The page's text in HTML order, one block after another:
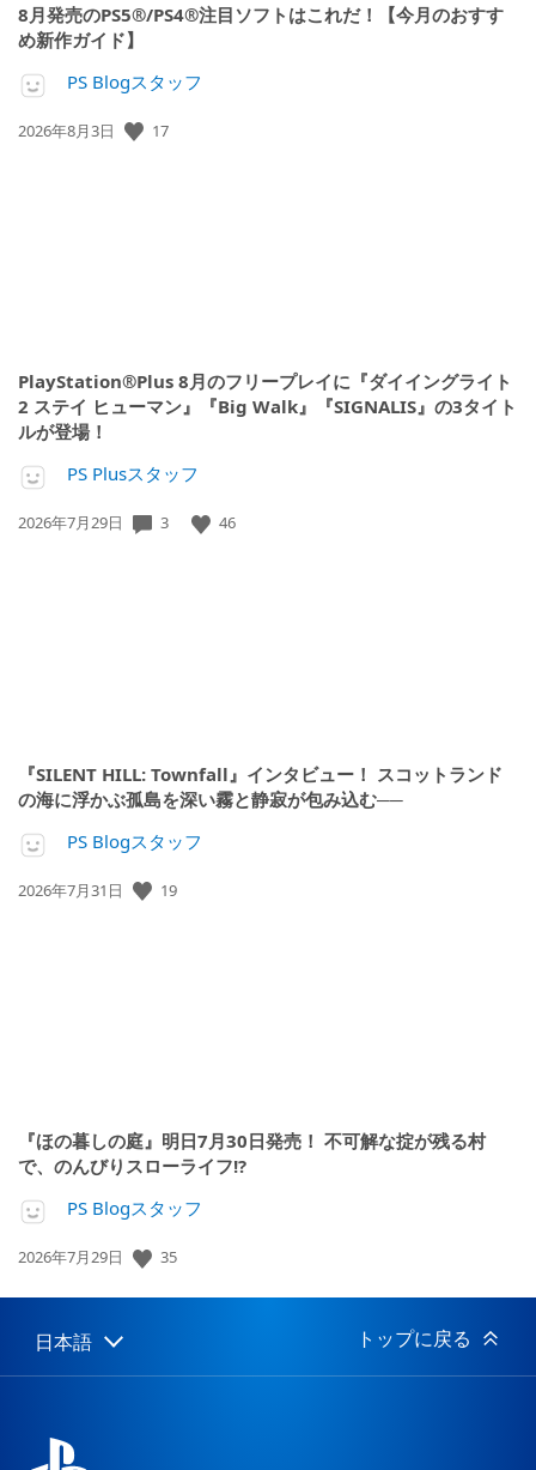
8月発売のPS5®/PS4®注目ソフトはこれだ！【今月のおすす
め新作ガイド】
PS Blogスタッフ
公
2026年8月3日 17
PlayStation®Plus 8月のフリープレイに『ダイイングライト
2 ステイ ヒューマン』『Big Walk』『SIGNALIS』の3タイト
ルが登場！
PS Plusスタッフ
公
2026年7月29日 3 46
『SILENT HILL: Townfall』インタビュー！ スコットランド
の海に浮かぶ孤島を深い霧と静寂が包み込む──
PS Blogスタッフ
公
2026年7月31日 19
『ほの暮しの庭』明日7月30日発売！ 不可解な掟が残る村
で、のんびりスローライフ!?
PS Blogスタッフ
公
日:
2026年7月29日 35
Select
a
Current
region:
日本語 トップに戻る